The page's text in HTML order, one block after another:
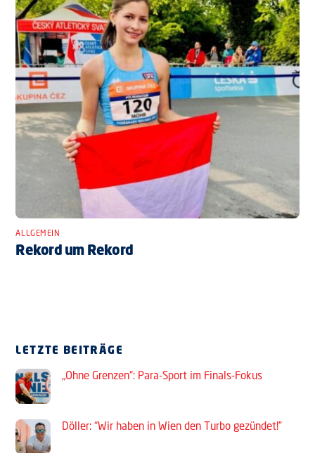
ALLGEMEIN
Rekord um Rekord
LETZTE BEITRÄGE
„Ohne Grenzen“: Para-Sport im Finals-Fokus
Döller: “Wir haben in Wien den Turbo gezündet!”